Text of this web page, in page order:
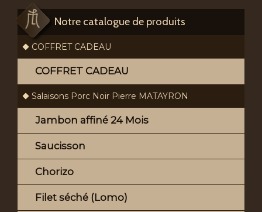
Notre catalogue de produits
COFFRET CADEAU
COFFRET CADEAU
Salaisons Porc Noir Pierre MATAYRON
Jambon affiné 24 Mois
Saucisson
Chorizo
Filet séché (Lomo)